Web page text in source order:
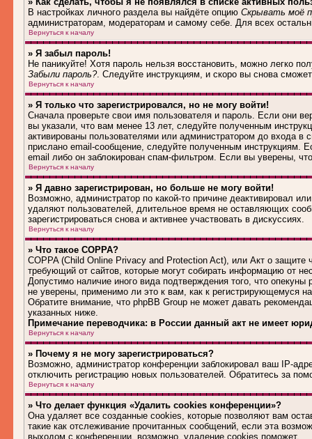
В настройках личного раздела вы найдёте опцию Скрывать моё
администраторам, модераторам и самому себе. Для всех
Вернуться к началу
» Я забыл пароль!
Не паникуйте! Хотя пароль нельзя восстановить, можно легко
Забыли пароль?. Следуйте инструкциям, и скоро вы снова
Вернуться к началу
» Я только что зарегистрировался, но не могу войти!
Сначала проверьте свои имя пользователя и пароль. Если они
вы указали, что вам менее 13 лет, следуйте полученным
активированы пользователями или администратором до входа
прислано email-сообщение, следуйте полученным инструкциям.
email либо он заблокирован спам-фильтром. Если вы уверены,
Вернуться к началу
» Я давно зарегистрирован, но больше не могу войти!
Возможно, администратор по какой-то причине деактивировал
удаляют пользователей, длительное время не оставляющих
зарегистрироваться снова и активнее участвовать в дискуссиях.
Вернуться к началу
» Что такое COPPA?
COPPA (Child Online Privacy and Protection Act), или Акт о защите
требующий от сайтов, которые могут собирать информацию от
Допустимо наличие иного вида подтверждения того, что
не уверены, применимо ли это к вам, как к регистрирующемуся
Обратите внимание, что phpBB Group не может давать
указанных ниже.
Примечание переводчика: в России данный акт не имеет
Вернуться к началу
» Почему я не могу зарегистрироваться?
Возможно, администратор конференции заблокировал ваш IP-
отключить регистрацию новых пользователей. Обратитесь за
Вернуться к началу
» Что делает функция «Удалить cookies конференции»?
Она удаляет все созданные cookies, которые позволяют вам
такие как отслеживание прочитанных сообщений, если эта
выходом с конференции, возможно, удаление cookies поможет.